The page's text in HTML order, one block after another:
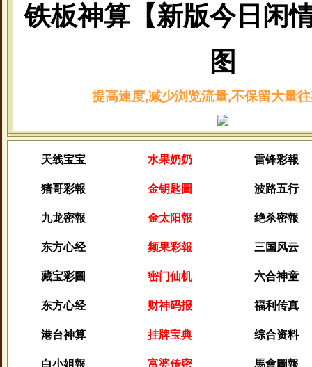
铁板神算【新版今日闲
图
提高速度,减少浏览流量,不保留大量
天线宝宝 水果奶奶 雷锋彩報
猪哥彩報 金钥匙圖 波路五行
九龙密報 金太阳報 绝杀密報
东方心经 频果彩報 三国风云
藏宝彩圖 密门仙机 六合神童
东方心经 财神码报 福利传真
港台神算 挂牌宝典 综合资料
白小姐報 富婆传密 馬會圖報